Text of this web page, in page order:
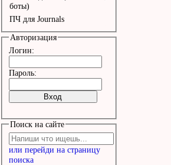
В комнате
В доме дождя.
Ум лезет во
Ум легче, чем
Но он никогда
Спим мы или не
боты)
ПЧ для Journals
Авторизация
Логин:
Пароль:
Поиск на сайте
или перейди на страницу
поиска